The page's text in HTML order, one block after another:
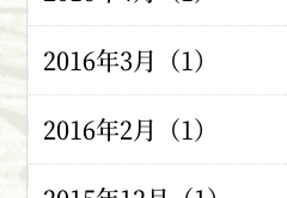
2016年3月（1）
2016年2月（1）